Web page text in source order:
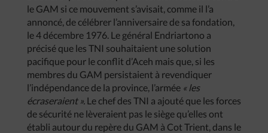
le GAM si ce mouvement s’avisait, comme il l’a
annoncé, de célébrer l’anniversaire de sa fondation,
le 4 décembre 1976. Le général Endriartono a
précisé que les TNI souhaitaient une solution
pacifique pour le conflit d’Aceh mais que, si les
membres du GAM persistaient à revendiquer
l’indépendance de la province, l’armée « les
écraseraient ». Le chef des TNI a ajouté que les forces
de sécurité ne lèveraient pas le siège qu’elles ont
établi autour du repère du GAM à Cot Trient, dans le